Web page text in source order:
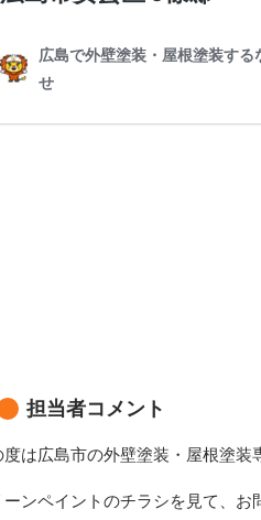
担当者コメント
度は広島市の外壁塗装・屋根塗装
ーンペイントのチラシを見て、お